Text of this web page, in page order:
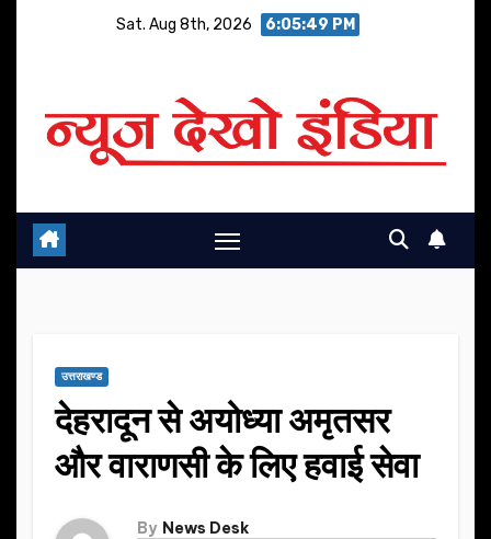
Sat. Aug 8th, 2026 6:05:50 PM
उत्तराखण्ड
देहरादून से अयोध्या अमृतसर
और वाराणसी के लिए हवाई सेवा
By News Desk